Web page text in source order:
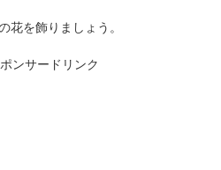
花を飾りましょう。
ポンサードリンク